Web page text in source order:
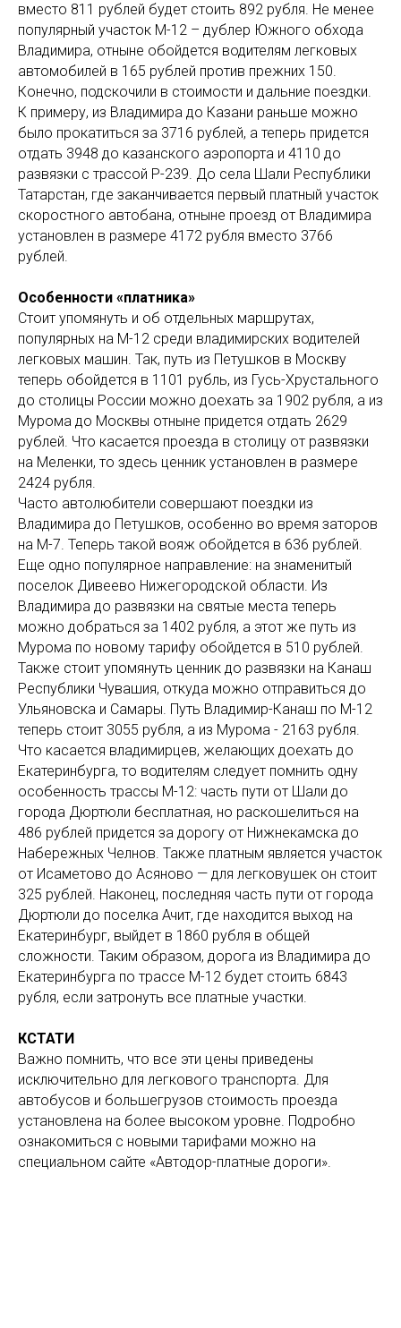
вместо 811 рублей будет стоить 892 рубля. Не менее
популярный участок М-12 – дублер Южного обхода
Владимира, отныне обойдется водителям легковых
автомобилей в 165 рублей против прежних 150.
Конечно, подскочили в стоимости и дальние поездки.
К примеру, из Владимира до Казани раньше можно
было прокатиться за 3716 рублей, а теперь придется
отдать 3948 до казанского аэропорта и 4110 до
развязки с трассой Р-239. До села Шали Республики
Татарстан, где заканчивается первый платный участок
скоростного автобана, отныне проезд от Владимира
установлен в размере 4172 рубля вместо 3766
рублей.
Особенности «платника»
Стоит упомянуть и об отдельных маршрутах,
популярных на М-12 среди владимирских водителей
легковых машин. Так, путь из Петушков в Москву
теперь обойдется в 1101 рубль, из Гусь-Хрустального
до столицы России можно доехать за 1902 рубля, а из
Мурома до Москвы отныне придется отдать 2629
рублей. Что касается проезда в столицу от развязки
на Меленки, то здесь ценник установлен в размере
2424 рубля.
Часто автолюбители совершают поездки из
Владимира до Петушков, особенно во время заторов
на М-7. Теперь такой вояж обойдется в 636 рублей.
Еще одно популярное направление: на знаменитый
поселок Дивеево Нижегородской области. Из
Владимира до развязки на святые места теперь
можно добраться за 1402 рубля, а этот же путь из
Мурома по новому тарифу обойдется в 510 рублей.
Также стоит упомянуть ценник до развязки на Канаш
Республики Чувашия, откуда можно отправиться до
Ульяновска и Самары. Путь Владимир-Канаш по М-12
теперь стоит 3055 рубля, а из Мурома - 2163 рубля.
Что касается владимирцев, желающих доехать до
Екатеринбурга, то водителям следует помнить одну
особенность трассы М-12: часть пути от Шали до
города Дюртюли бесплатная, но раскошелиться на
486 рублей придется за дорогу от Нижнекамска до
Набережных Челнов. Также платным является участок
от Исаметово до Асяново — для легковушек он стоит
325 рублей. Наконец, последняя часть пути от города
Дюртюли до поселка Ачит, где находится выход на
Екатеринбург, выйдет в 1860 рубля в общей
сложности. Таким образом, дорога из Владимира до
Екатеринбурга по трассе М-12 будет стоить 6843
рубля, если затронуть все платные участки.
КСТАТИ
Важно помнить, что все эти цены приведены
исключительно для легкового транспорта. Для
автобусов и большегрузов стоимость проезда
установлена на более высоком уровне. Подробно
ознакомиться с новыми тарифами можно на
специальном сайте «Автодор-платные дороги».